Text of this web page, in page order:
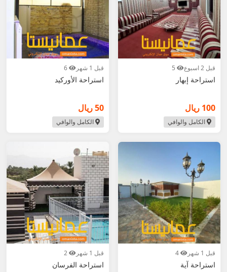
قبل 2 اسبوع
استراحة إبهار
100 ريال
الكامل والوافي
قبل 1 شهر
استراحة الأوركيد
50 ريال
الكامل والوافي
قبل 1 شهر
استراحة آية
قبل 1 شهر
استراحة الفرسان